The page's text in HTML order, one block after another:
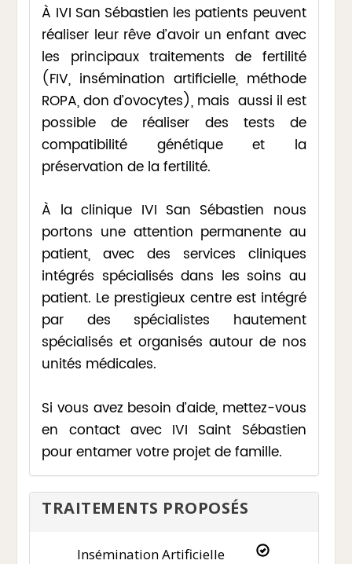
À IVI San Sébastien les patients peuvent
réaliser leur rêve d’avoir un enfant avec
les principaux traitements de fertilité
(FIV, insémination artificielle, méthode
ROPA, don d’ovocytes), mais aussi il est
possible de réaliser des tests de
compatibilité génétique et la
préservation de la fertilité.
À la clinique IVI San Sébastien nous
portons une attention permanente au
patient, avec des services cliniques
intégrés spécialisés dans les soins au
patient. Le prestigieux centre est intégré
par des spécialistes hautement
spécialisés et organisés autour de nos
unités médicales.
Si vous avez besoin d’aide, mettez-vous
en contact avec IVI Saint Sébastien
pour entamer votre projet de famille.
TRAITEMENTS PROPOSÉS
Insémination Artificielle